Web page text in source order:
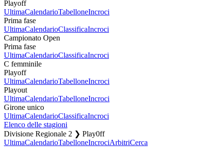
Playoff
UltimaCalendarioTabelloneIncroci
Prima fase
UltimaCalendarioClassificaIncroci
Campionato Open
Prima fase
UltimaCalendarioClassificaIncroci
C femminile
Playoff
UltimaCalendarioTabelloneIncroci
Playout
UltimaCalendarioTabelloneIncroci
Girone unico
UltimaCalendarioClassificaIncroci
Elenco delle stagioni
Divisione Regionale 2 ❯ Play0ff
UltimaCalendarioTabelloneIncrociArbitriCerca